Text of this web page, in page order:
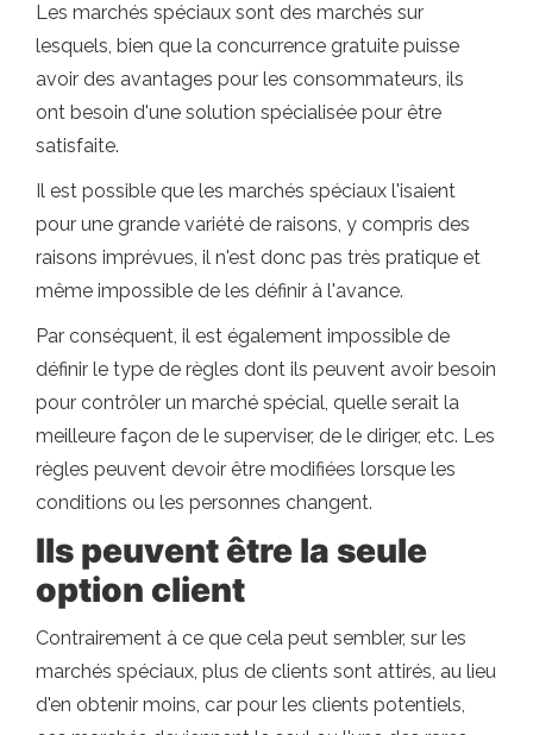
Les marchés spéciaux sont des marchés sur
lesquels, bien que la concurrence gratuite puisse
avoir des avantages pour les consommateurs, ils
ont besoin d'une solution spécialisée pour être
satisfaite.
Il est possible que les marchés spéciaux l'isaient
pour une grande variété de raisons, y compris des
raisons imprévues, il n'est donc pas très pratique et
même impossible de les définir à l'avance.
Par conséquent, il est également impossible de
définir le type de règles dont ils peuvent avoir besoin
pour contrôler un marché spécial, quelle serait la
meilleure façon de le superviser, de le diriger, etc. Les
règles peuvent devoir être modifiées lorsque les
conditions ou les personnes changent.
Ils peuvent être la seule
option client
Contrairement à ce que cela peut sembler, sur les
marchés spéciaux, plus de clients sont attirés, au lieu
d'en obtenir moins, car pour les clients potentiels,